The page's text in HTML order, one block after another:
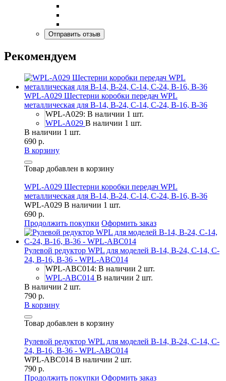
Рекомендуем
WPL-A029 Шестерни коробки передач WPL
металлическая для B-14, B-24, C-14, C-24, B-16, B-36
WPL-A029: В наличии 1 шт.
WPL-A029 В наличии 1 шт.
В наличии 1 шт.
690 р.
В корзину
Товар добавлен в корзину
WPL-A029 Шестерни коробки передач WPL
металлическая для B-14, B-24, C-14, C-24, B-16, B-36
WPL-A029 В наличии 1 шт.
690 р.
Продолжить покупки Оформить заказ
Рулевой редуктор WPL для моделей B-14, B-24, C-14, C-
24, B-16, B-36 - WPL-ABC014
WPL-ABC014: В наличии 2 шт.
WPL-ABC014 В наличии 2 шт.
В наличии 2 шт.
790 р.
В корзину
Товар добавлен в корзину
Рулевой редуктор WPL для моделей B-14, B-24, C-14, C-
24, B-16, B-36 - WPL-ABC014
WPL-ABC014 В наличии 2 шт.
790 р.
Продолжить покупки Оформить заказ